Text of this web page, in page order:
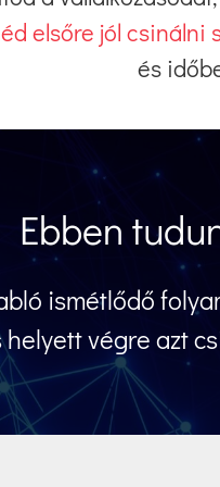
elsőre jól csinálni
és
Ebben
ismétlődő
végre azt